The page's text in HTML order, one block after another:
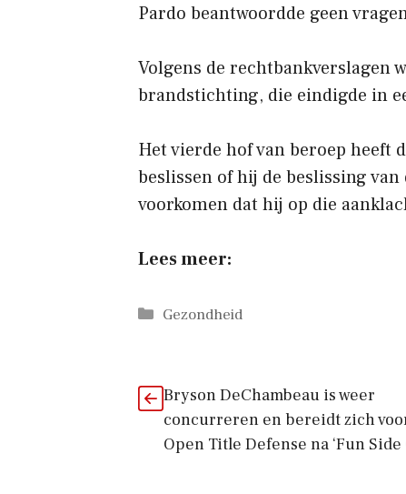
Pardo beantwoordde geen
Volgens de rechtbankverslagen
brandstichting, die eindigde in
Het vierde hof van beroep heeft
beslissen of hij de beslissing
voorkomen dat hij op die
Lees meer:
Categorieën
Gezondheid
Bryson DeChambeau is weer
concurreren en bereidt zich
Open Title Defense na ‘Fun Side